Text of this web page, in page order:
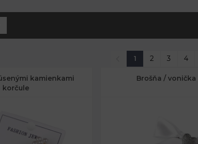
1 2 3 4
kamienkami
korčule
Brošňa /